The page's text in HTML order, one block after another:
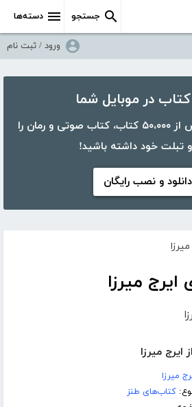
دسته‌ها جستجو
ورود / ثبت نام
با اپلیکیشن کتابراه، بیش از ۵۰،۰۰۰ کتاب، کتاب صوتی و رمان را
و تبلت خود داشته باشید!
دانلود و نصب رایگان
ایرج میرزا
میرزا
کتاب‌های طنز